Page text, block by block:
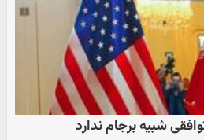
شبیه برجام ندارد